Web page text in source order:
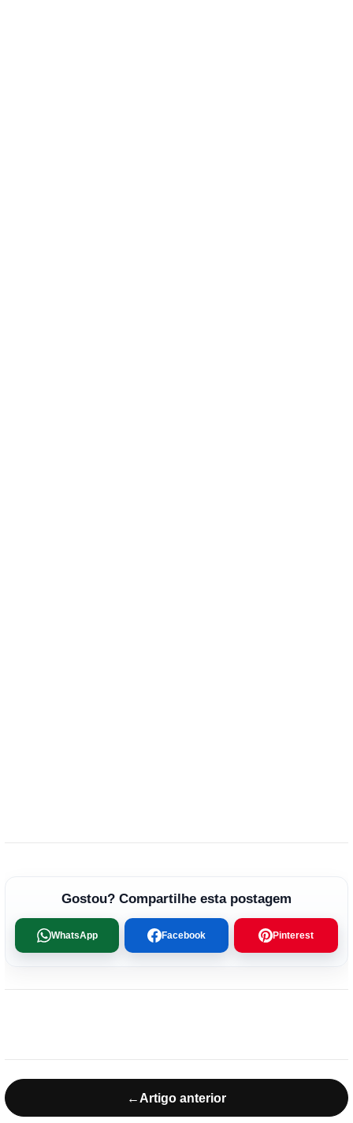
Gostou? Compartilhe esta postagem
WhatsApp Facebook Pinterest
← Artigo anterior